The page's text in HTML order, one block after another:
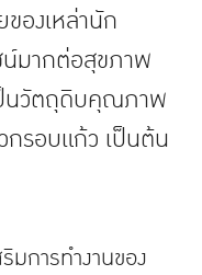
ของเหล่านัก
น์มากต่อสุขภาพ
ป็นวัตถุดิบคุณภาพ
กรอบแก้ว เป็นต้น
มการทำงานของ